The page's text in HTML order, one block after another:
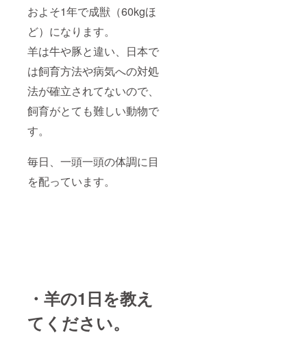
およそ1年で成獣（60kgほ
ど）になります。
羊は牛や豚と違い、日本で
は飼育方法や病気への対処
法が確立されてないので、
飼育がとても難しい動物で
す。
毎日、一頭一頭の体調に目
を配っています。
・羊の1日を教え
てください。